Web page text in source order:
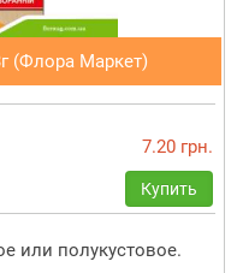
(Флора Маркет)
7.20 грн.
Купить
или полукустовое.